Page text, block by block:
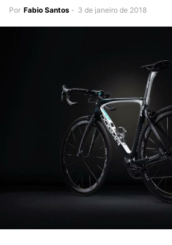
Por Fabio Santos - 3 de janeiro de 2018